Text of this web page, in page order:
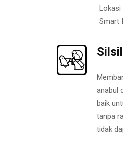
Lokasi
Smart
anabul
baik
tanpa
tidak